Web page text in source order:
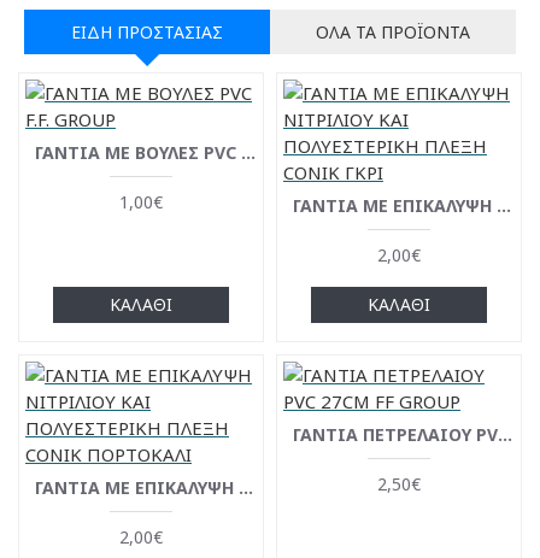
ΕΊΔΗ ΠΡΟΣΤΑΣΊΑΣ ΌΛΑ ΤΑ ΠΡΟΪΌΝΤΑ
ΓΑΝΤΙΑ ΜΕ ΒΟΥΛΕΣ PVC F.F. GROUP
1,00€
ΚΑΛΆΘΙ
ΓΑΝΤΙΑ ΜΕ ΕΠΙΚΑΛΥΨΗ ΝΙΤΡΙΛΙΟΥ ΚΑΙ ΠΟΛΥΕΣΤΕΡΙΚΗ ΠΛΕΞΗ CONIK ΓΚΡΙ
2,00€
ΚΑΛΆΘΙ
ΓΑΝΤΙΑ ΜΕ ΕΠΙΚΑΛΥΨΗ ΝΙΤΡΙΛΙΟΥ ΚΑΙ ΠΟΛΥΕΣΤΕΡΙΚΗ ΠΛΕΞΗ CONIK ΠΟΡΤΟΚΑΛΙ
2,00€
ΓΑΝΤΙΑ ΠΕΤΡΕΛΑΙΟΥ PVC 27CM FF GROUP
2,50€